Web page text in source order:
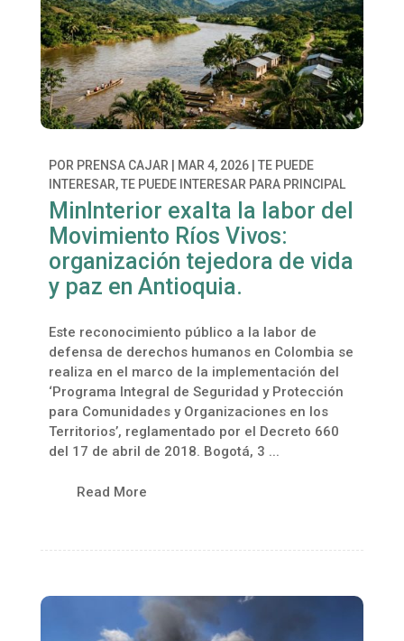
POR PRENSA CAJAR MAR 4, 2026| TE PUEDE
INTERESAR,TE PUEDE INTERESAR PARA PRINCIPAL
MinInterior exalta la labor del
Movimiento Ríos Vivos:
organización tejedora de vida
y paz en Antioquia.
Este reconocimiento público a la labor de
defensa de derechos humanos en Colombia se
realiza en el marco de la implementación del
‘Programa Integral de Seguridad y Protección
para Comunidades y Organizaciones en los
Territorios’, reglamentado por el Decreto 660
del 17 de abril de 2018. Bogotá, 3 ...
Read More